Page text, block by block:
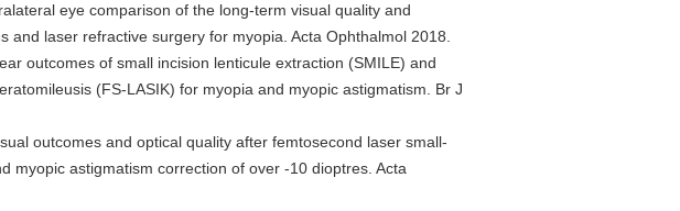
eye comparison of the long-term visual quality and
and laser refractive surgery for myopia. Acta Ophthalmol 2018.
outcomes of small incision lenticule extraction (SMILE) and
(FS-LASIK) for myopia and myopic astigmatism. Br J
outcomes and optical quality after femtosecond laser small-
myopic astigmatism correction of over -10 dioptres. Acta